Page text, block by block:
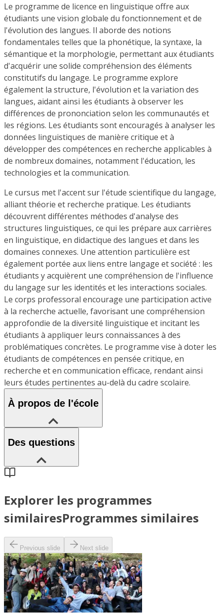
Le programme de licence en linguistique offre aux
étudiants une vision globale du fonctionnement et de
l'évolution des langues. Il aborde des notions
fondamentales telles que la phonétique, la syntaxe, la
sémantique et la morphologie, permettant aux étudiants
d'acquérir une solide compréhension des éléments
constitutifs du langage. Le programme explore
également la structure, l'évolution et la variation des
langues, aidant ainsi les étudiants à observer les
différences de prononciation selon les communautés et
les régions. Les étudiants sont encouragés à analyser les
données linguistiques de manière critique et à
développer des compétences en recherche applicables à
de nombreux domaines, notamment l'éducation, les
technologies et la communication.
Le cursus met l'accent sur l'étude scientifique du langage,
alliant théorie et recherche pratique. Les étudiants
découvrent différentes méthodes d'analyse des
structures linguistiques, ce qui les prépare aux carrières
en linguistique, en didactique des langues et dans les
domaines connexes. Une attention particulière est
également portée aux liens entre langage et société : les
étudiants y acquièrent une compréhension de l'influence
du langage sur les identités et les interactions sociales.
Le corps professoral encourage une participation active
à la recherche actuelle, favorisant une compréhension
approfondie de la diversité linguistique et incitant les
étudiants à appliquer leurs connaissances à des
problématiques concrètes. Le programme vise à doter les
étudiants de compétences en pensée critique, en
recherche et en communication efficace, rendant ainsi
leurs études pertinentes au-delà du cadre scolaire.
À propos de l'école
Des questions
Explorer les programmes
similairesProgrammes similaires
Previous slide Next slide